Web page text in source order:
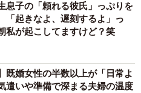
息子の「頼れる彼氏」っぷりを
起きなよ、遅刻するよ」っ
私が起こしてますけど？笑
既婚女性の半数以上が「日常よ
いや準備で深まる夫婦の温度